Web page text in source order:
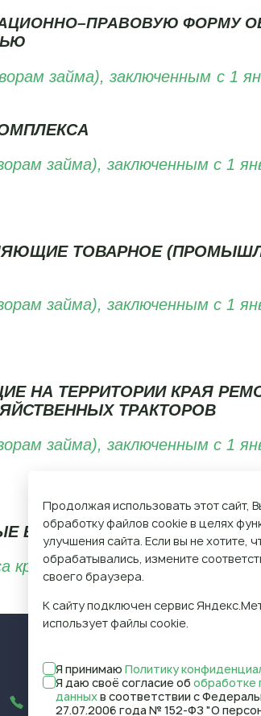
ФОРМУ
займа), заключенным с 1
займа), заключенным с 1
ТОВАРНОЕ
займа), заключенным с 1
НА ТЕРРИТОРИИ КРАЯ
ТРАКТОРОВ
займа), заключенным с 1
СТАТЬЕ 59 ЗАКОНА КРАЯ №
края (подпункт «а» пункта 1
+7 (391) 249-31-33
Продолжая использовать этот сайт,
обработку файлов cookie в целях
улучшения сайта. Если вы не хотите,
обрабатывались, измените
своего браузера.
К сайту подключен сервис
использует файлы cookie.
Я принимаю Политику
Я даю своё согласие об обработке
данныхв соответствии с
27.07.2006 года № 152-ФЗ "О